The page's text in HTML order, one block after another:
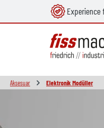
Aksesuar Elektronik Modüller